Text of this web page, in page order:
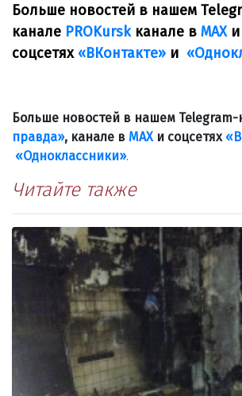
Больше новостей в нашем
канале PROKurskканале в МАХи
соцсетях «ВКонтакте» и
Больше новостей в нашем Telegram-
правда», канале в МАХи соцсетях
«Одноклассники».
Читайте также